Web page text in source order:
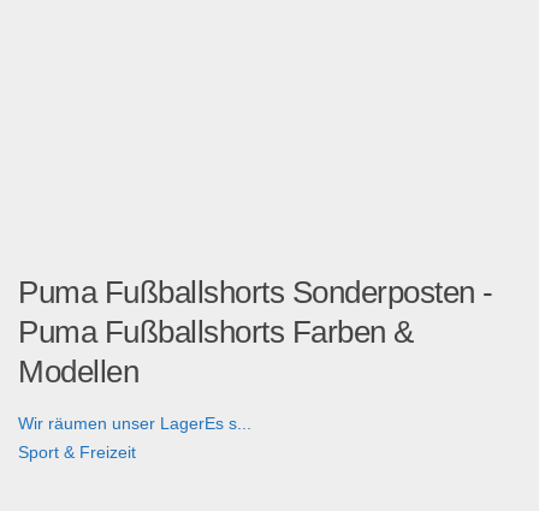
Puma Fußballshorts Sonderposten -
Puma Fußballshorts Farben &
Modellen
Wir räumen unser LagerEs s...
Sport & Freizeit